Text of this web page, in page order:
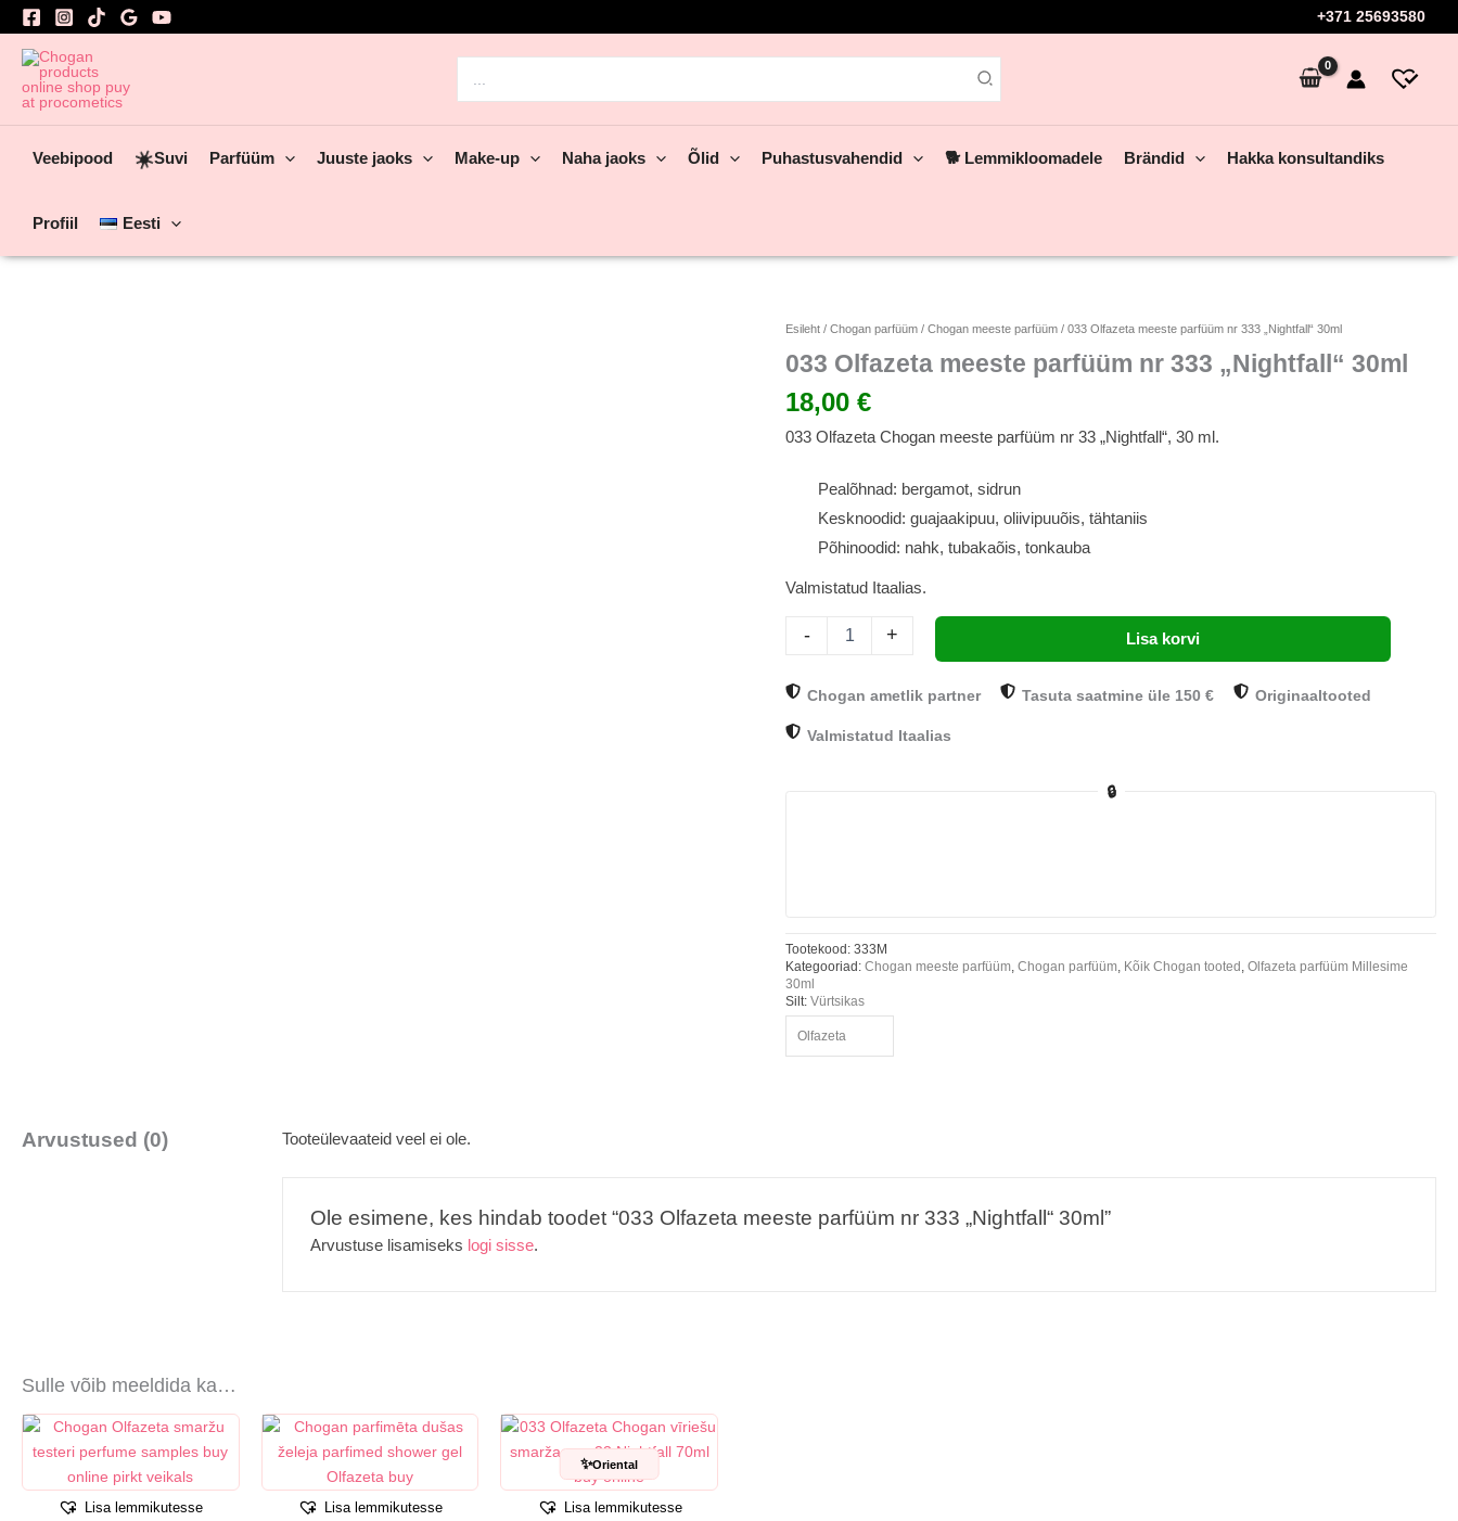
Skip
to
content
+371 25693580
for:
Veebipood ☀️Suvi Parfüüm Juuste jaoks Make-up Naha jaoks Õlid Puhastusvahendid 🐕 Lemmikloomadele Brändid Hakka konsultandiks
Profiil Eesti
Esileht /Chogan parfüüm /Chogan meeste parfüüm / 033 Olfazeta meeste parfüüm nr 333 „Nightfall“ 30ml
033 Olfazeta meeste parfüüm nr 333 „Nightfall“ 30ml
18,00€
033 Olfazeta Chogan meeste parfüüm nr 33 „Nightfall“, 30 ml.
Pealõhnad: bergamot, sidrun
Kesknoodid: guajaakipuu, oliivipuuõis, tähtaniis
Põhinoodid: nahk, tubakaõis, tonkauba
Valmistatud Itaalias.
-
033
Olfazeta
meeste
parfüüm
333
+ Lisa korvi
Chogan ametlik partner Tasuta saatmine üle 150 € Originaaltooted
Valmistatud Itaalias
🔒
Tootekood:333M
Kategooriad:Chogan meeste parfüüm ,Chogan parfüüm Kõik Chogan tooted ,Olfazeta parfüüm Millesime
30ml
Silt:Vürtsikas
Olfazeta
Arvustused (0) Tooteülevaateid veel ei ole.
Ole esimene, kes hindab toodet “033 Olfazeta meeste parfüüm nr 333 „Nightfall“ 30ml”
Arvustuse lisamiseks logi sisse.
Sulle võib meeldida ka…
Lisa lemmikutesse Lisa lemmikutesse
✨Oriental
Lisa lemmikutesse